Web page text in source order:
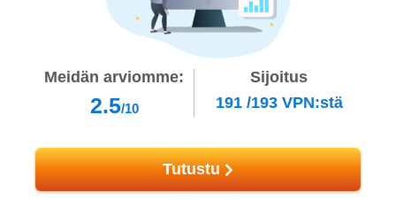
Meidän arviomme:
2.5/10
Sijoitus
191 /193VPN:stä
Tutustu